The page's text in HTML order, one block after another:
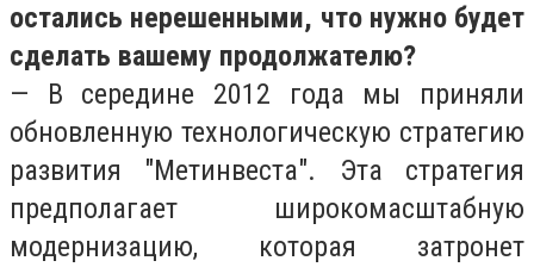
остались нерешенными, что нужно будет
сделать вашему продолжателю?
— В середине 2012 года мы приняли
обновленную технологическую стратегию
развития "Метинвеста". Эта стратегия
предполагает широкомасштабную
модернизацию, которая затронет